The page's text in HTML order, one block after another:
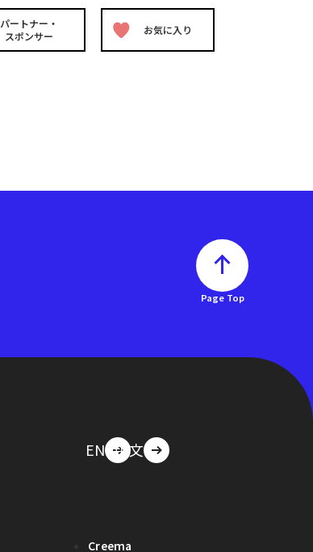
パートナー・
スポンサー
お気に入り
Page Top
EN 中文
Creema